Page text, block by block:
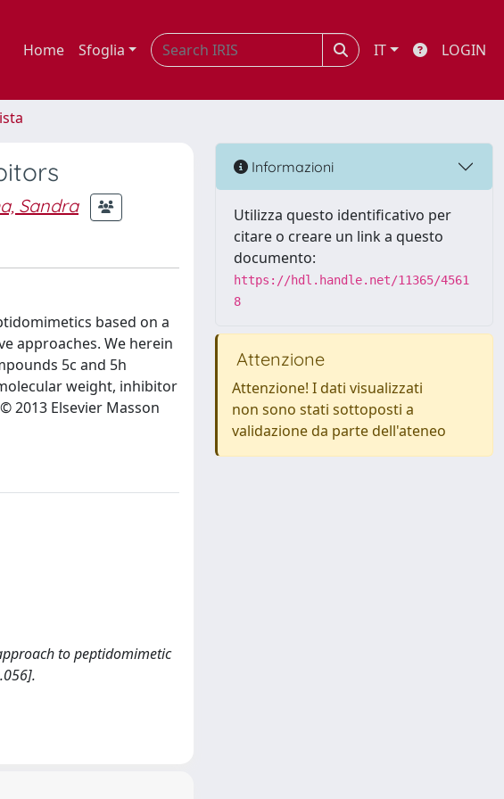
Home Sfoglia IT LOGIN
Sandra
based on a
approaches. We herein
5c and 5h
weight, inhibitor
2013 Elsevier Masson
to peptidomimetic
Informazioni
Utilizza questo identificativo per
citare o creare un link a questo
documento:
https://hdl.handle.net/11365/4561
8
Attenzione
Attenzione! I dati visualizzati
non sono stati sottoposti a
validazione da parte dell'ateneo